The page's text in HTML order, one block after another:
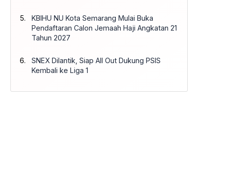
KBIHU NU Kota Semarang Mulai Buka
Pendaftaran Calon Jemaah Haji Angkatan 21
Tahun 2027
SNEX Dilantik, Siap All Out Dukung PSIS
Kembali ke Liga 1